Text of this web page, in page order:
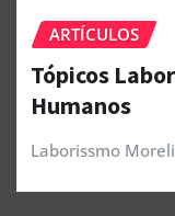
ARTÍCULOS
Tópicos
Humanos
Laborissmo